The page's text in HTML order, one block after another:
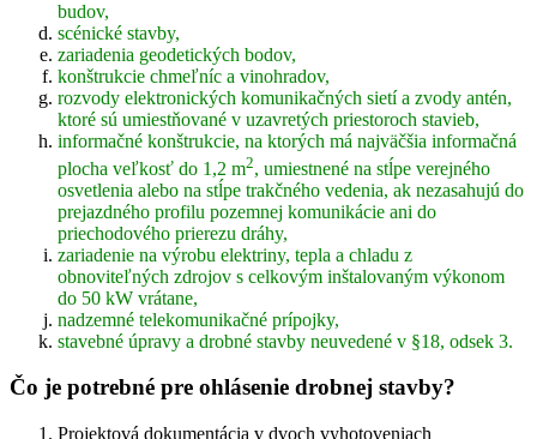
budov,
scénické stavby,
zariadenia geodetických bodov,
konštrukcie chmeľníc a vinohradov,
rozvody elektronických komunikačných sietí a zvody antén,
ktoré sú umiestňované v uzavretých priestoroch stavieb,
informačné konštrukcie, na ktorých má najväčšia informačná
plocha veľkosť do 1,2 m2, umiestnené na stĺpe verejného
osvetlenia alebo na stĺpe trakčného vedenia, ak nezasahujú do
prejazdného profilu pozemnej komunikácie ani do
priechodového prierezu dráhy,
zariadenie na výrobu elektriny, tepla a chladu z
obnoviteľných zdrojov s celkovým inštalovaným výkonom
do 50 kW vrátane,
nadzemné telekomunikačné prípojky,
stavebné úpravy a drobné stavby neuvedené v §18, odsek 3.
Čo je potrebné pre ohlásenie drobnej stavby?
Projektová dokumentácia v dvoch vyhotoveniach